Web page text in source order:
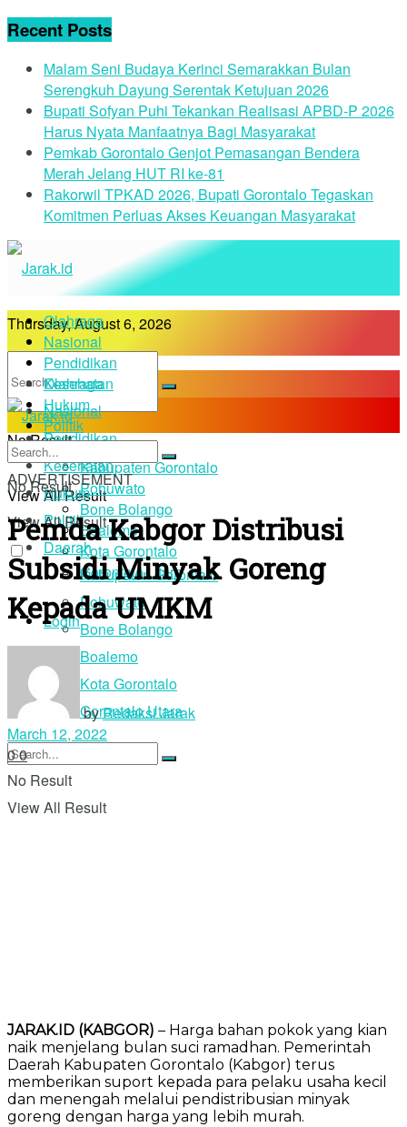
Recent Posts
Malam Seni Budaya Kerinci Semarakkan Bulan
Serengkuh Dayung Serentak Ketujuan 2026
Bupati Sofyan Puhi Tekankan Realisasi APBD-P 2026
Harus Nyata Manfaatnya Bagi Masyarakat
Pemkab Gorontalo Genjot Pemasangan Bendera
Merah Jelang HUT RI ke-81
Rakorwil TPKAD 2026, Bupati Gorontalo Tegaskan
Komitmen Perluas Akses Keuangan Masyarakat
Thursday, August 6, 2026
No Result
View All Result
Login
Olahraga
Nasional
Pendidikan
Kesehatan
Hukum
Politik
Daerah
Kabupaten Gorontalo
Pohuwato
Bone Bolango
Boalemo
Kota Gorontalo
Gorontalo Utara
Olahraga
Nasional
Pendidikan
Kesehatan
Hukum
Politik
Daerah
Kabupaten Gorontalo
Pohuwato
Bone Bolango
Boalemo
Kota Gorontalo
Gorontalo Utara
No Result
View All Result
No Result
View All Result
ADVERTISEMENT
Pemda Kabgor Distribusi
Subsidi Minyak Goreng
Kepada UMKM
byRedaksi Jarak
March 12, 2022
00
JARAK.ID (KABGOR) – Harga bahan pokok yang kian
naik menjelang bulan suci ramadhan. Pemerintah
Daerah Kabupaten Gorontalo (Kabgor) terus
memberikan suport kepada para pelaku usaha kecil
dan menengah melalui pendistribusian minyak
goreng dengan harga yang lebih murah.